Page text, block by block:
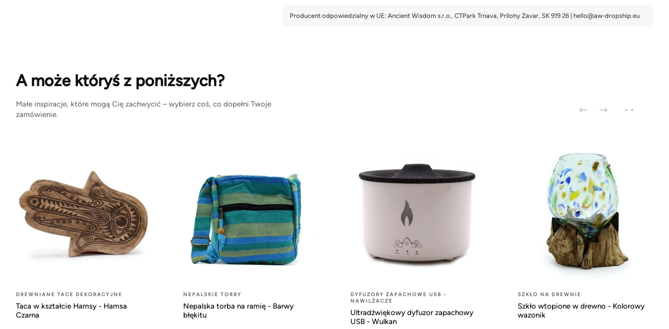
A może któryś z poniższych?
Małe inspiracje, które mogą Cię zachwycić – wybierz coś, co dopełni Twoje
zamówienie.
DREWNIANE TACE DEKORACYJNE
Taca w kształcie Hamsy - Hamsa
Czarna
NEPALSKIE TORBY
Nepalska torba na ramię - Barwy
błękitu
DYFUZORY ZAPACHOWE USB -
NAWILŻACZE
Ultradźwiękowy dyfuzor zapachowy
USB - Wulkan
SZKŁO NA DREWNIE
Szkło wtopione w drewno - Kolorowy
wazonik